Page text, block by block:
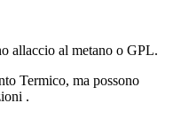
allaccio al metano o GPL.
Termico, ma possono
.